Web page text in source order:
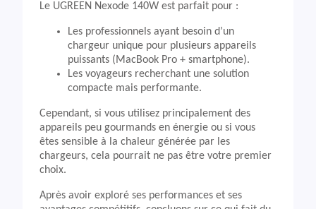
Le UGREEN Nexode 140W est parfait pour :
Les professionnels ayant besoin d’un
chargeur unique pour plusieurs appareils
puissants (MacBook Pro + smartphone).
Les voyageurs recherchant une solution
compacte mais performante.
Cependant, si vous utilisez principalement des
appareils peu gourmands en énergie ou si vous
êtes sensible à la chaleur générée par les
chargeurs, cela pourrait ne pas être votre premier
choix.
Après avoir exploré ses performances et ses